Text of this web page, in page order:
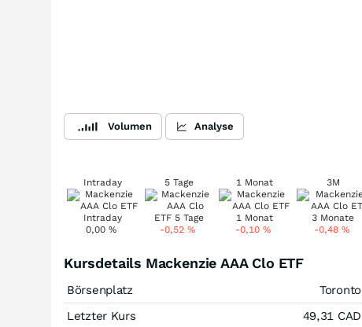
Volumen Analyse
Intraday
0,00%
5 Tage
-0,52 %
1 Monat
-0,10 %
3M
-0,48 %
Kursdetails Mackenzie AAA Clo ETF
Börsenplatz
Toronto
Letzter Kurs
49,31 CAD